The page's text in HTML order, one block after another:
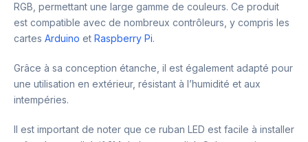
RGB, permettant une large gamme de couleurs. Ce produit
est compatible avec de nombreux contrôleurs, y compris les
cartes Arduino et Raspberry Pi.
Grâce à sa conception étanche, il est également adapté pour
une utilisation en extérieur, résistant à l’humidité et aux
intempéries.
Il est important de noter que ce ruban LED est facile à installer